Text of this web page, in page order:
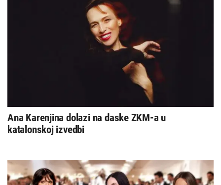
Ana Karenjina dolazi na daske ZKM-a u
katalonskoj izvedbi